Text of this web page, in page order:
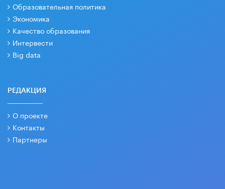
Образовательная политика
Экономика
Качество образования
Интервести
Big data
РЕДАКЦИЯ
О проекте
Контакты
Партнеры